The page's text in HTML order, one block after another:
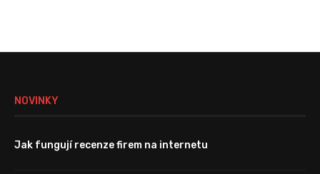
NOVINKY
Jak fungují recenze firem na internetu